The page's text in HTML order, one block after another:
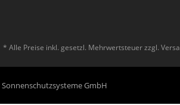
* Alle Preise inkl. gesetzl. Mehrwertsteuer zzgl.
GmbH